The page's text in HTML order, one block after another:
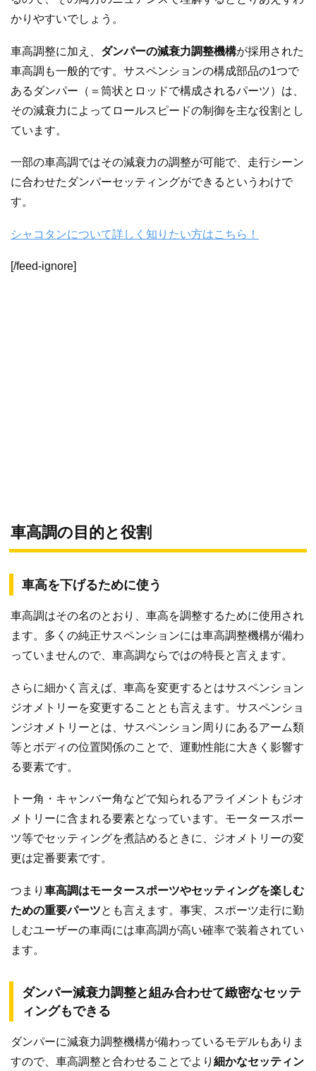
かりやすいでしょう。
車高調整に加え、 ダンパーの減衰力調整機構が採用された
車高調も一般的です。サスペンションの構成部品の1つで
あるダンパー（＝筒状とロッドで構成されるパーツ）は、
その減衰力によってロールスピードの制御を主な役割とし
ています。
一部の車高調ではその減衰力の調整が可能で、走行シーン
に合わせたダンパーセッティングができるというわけで
す。
シャコタンについて詳しく知りたい方はこちら！
[/feed-ignore]
車高調の目的と役割
車高を下げるために使う
車高調はその名のとおり、車高を調整するために使用され
ます。多くの純正サスペンションには車高調整機構が備わ
っていませんので、車高調ならではの特長と言えます。
さらに細かく言えば、車高を変更するとはサスペンション
ジオメトリーを変更することとも言えます。サスペンショ
ンジオメトリーとは、サスペンション周りにあるアーム類
等とボディの位置関係のことで、運動性能に大きく影響す
る要素です。
トー角・キャンバー角などで知られるアライメントもジオ
メトリーに含まれる要素となっています。モータースポー
ツ等でセッティングを煮詰めるときに、ジオメトリーの変
更は定番要素です。
つまり 車高調はモータースポーツやセッティングを楽しむ
ための重要パーツとも言えます。事実、スポーツ走行に勤
しむユーザーの車両には車高調が高い確率で装着されてい
ます。
ダンパー減衰力調整と組み合わせて緻密なセッテ
ィングもできる
ダンパーに減衰力調整機構が備わっているモデルもありま
すので、車高調整と合わせることでより 細かなセッティン